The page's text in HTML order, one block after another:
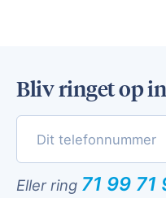
Bliv ringet op
Eller ring 71 99 71